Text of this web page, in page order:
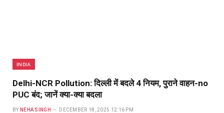
INDIA
Delhi-NCR Pollution: दिल्ली में बदले 4 नियम, पुराने वाहन-no
PUC बंद; जानें क्या-क्या बदला
BY NEHA SINGH DECEMBER 18, 2025 12:16 PM